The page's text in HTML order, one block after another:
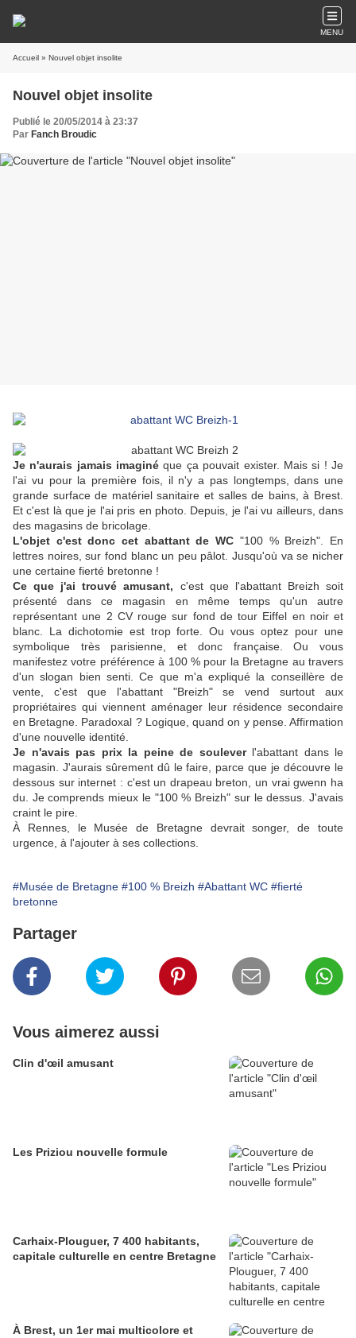
MENU
Accueil » Nouvel objet insolite
Nouvel objet insolite
Publié le 20/05/2014 à 23:37
Par Fanch Broudic
Je n'aurais jamais imaginé que ça pouvait exister. Mais si ! Je
l'ai vu pour la première fois, il n'y a pas longtemps, dans une
grande surface de matériel sanitaire et salles de bains, à Brest.
Et c'est là que je l'ai pris en photo. Depuis, je l'ai vu ailleurs, dans
des magasins de bricolage.
L'objet c'est donc cet abattant de WC "100 % Breizh". En
lettres noires, sur fond blanc un peu pâlot. Jusqu'où va se nicher
une certaine fierté bretonne !
Ce que j'ai trouvé amusant, c'est que l'abattant Breizh soit
présenté dans ce magasin en même temps qu'un autre
représentant une 2 CV rouge sur fond de tour Eiffel en noir et
blanc. La dichotomie est trop forte. Ou vous optez pour une
symbolique très parisienne, et donc française. Ou vous
manifestez votre préférence à 100 % pour la Bretagne au travers
d'un slogan bien senti. Ce que m'a expliqué la conseillère de
vente, c'est que l'abattant "Breizh" se vend surtout aux
propriétaires qui viennent aménager leur résidence secondaire
en Bretagne. Paradoxal ? Logique, quand on y pense. Affirmation
d'une nouvelle identité.
Je n'avais pas prix la peine de souleverl'abattant dans le
magasin. J'aurais sûrement dû le faire, parce que je découvre le
dessous sur internet : c'est un drapeau breton, un vrai gwenn ha
du. Je comprends mieux le "100 % Breizh" sur le dessus. J'avais
craint le pire.
À Rennes, le Musée de Bretagne devrait songer, de toute
urgence, à l'ajouter à ses collections.
#Musée de Bretagne #100 % Breizh #Abattant WC #fierté
bretonne
Partager
Vous aimerez aussi
Clin d'œil amusant
Les Priziou nouvelle formule
Carhaix-Plouguer, 7 400 habitants,
capitale culturelle en centre Bretagne
À Brest, un 1er mai multicolore et